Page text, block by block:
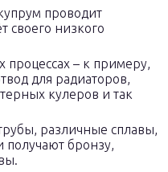
проводит
своего низкого
– к примеру,
для радиаторов,
кулеров и так
различные сплавы,
получают бронзу,